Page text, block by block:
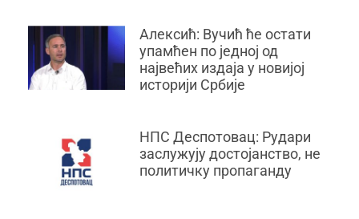
Алексић: Вучић ће остати
упамћен по једној од
највећих издаја у новијој
историји Србије
НПС Деспотовац: Рудари
заслужују достојанство, не
политичку пропаганду